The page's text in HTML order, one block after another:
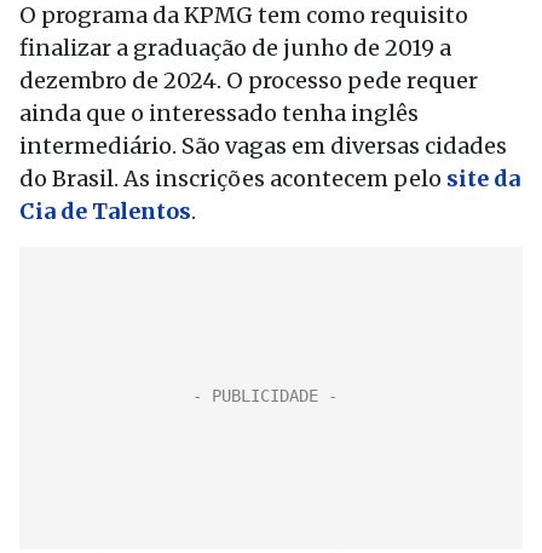
O programa da KPMG tem como requisito
finalizar a graduação de junho de 2019 a
dezembro de 2024. O processo pede requer
ainda que o interessado tenha inglês
intermediário. São vagas em diversas cidades
do Brasil. As inscrições acontecem pelo site da
Cia de Talentos.